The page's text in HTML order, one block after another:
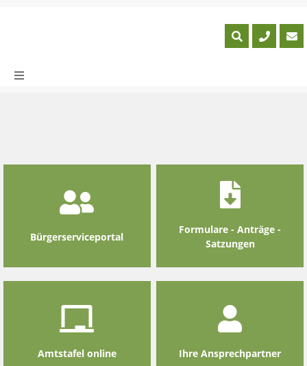
content
Bürgerserviceportal
Formulare - Anträge -
Satzungen
Amtstafel online Ihre Ansprechpartner